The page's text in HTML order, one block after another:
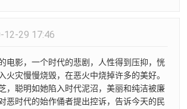
12-29 17:46
电影，一个时代的悲剧，人性得到压抑，恍
火灾慢慢烧毁，在恶火中烧掉许多的美好。
，聪明如她陷入时代泥沼，美丽和纯洁被廉
恶时代的始作俑者提出控诉，告诉今天的民